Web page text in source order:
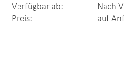
Verfügbar ab:
Nach
Preis:
auf